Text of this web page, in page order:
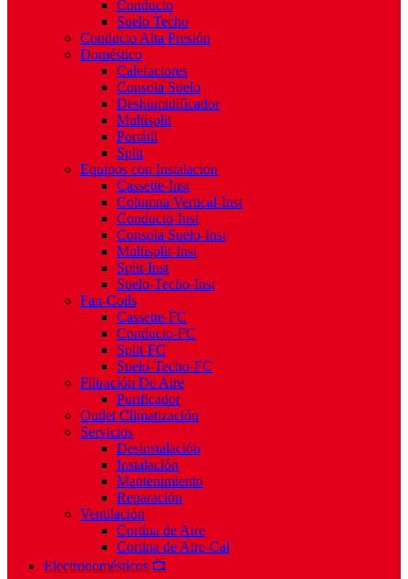
Conducto
Suelo Techo
Conducto Alta Presión
Doméstico
Calefactores
Consola Suelo
Deshumidificador
Multisplit
Portátil
Split
Equipos con Instalación
Cassette-Inst
Columna Vertical-Inst
Conducto-Inst
Consola Suelo-Inst
Multisplit-Inst
Split-Inst
Suelo-Techo-Inst
Fan-Coils
Cassette-FC
Conducto-FC
Split-FC
Suelo-Techo-FC
Filtración De Aire
Purificador
Outlet Climatización
Servicios
Desinstalación
Instalación
Mantenimiento
Reparación
Ventilación
Cortina de Aire
Cortina de Aire-Cal
Electrodomésticos 📺